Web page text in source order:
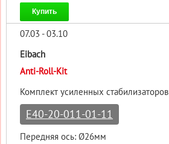
Купить
07.03 - 03.10
Eibach
Anti-Roll-Kit
Комплект усиленных стабилизаторов
E40-20-011-01-11
Передняя ось: Ø26мм